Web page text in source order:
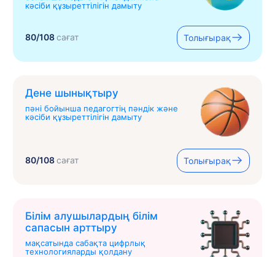
кәсіби құзыреттілігін дамыту
80/108сағат Толығырақ
Дене шынықтыру
пәні бойынша педагогтің пәндік және
кәсіби құзыреттілігін дамыту
80/108сағат Толығырақ
Білім алушылардың білім
сапасын арттыру
мақсатында сабақта цифрлық
технологияларды қолдану